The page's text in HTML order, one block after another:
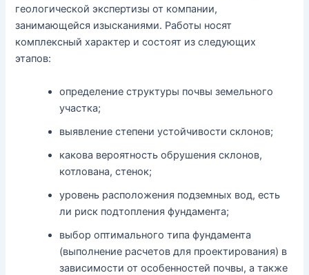
геологической экспертизы от компании,
занимающейся изысканиями. Работы носят
комплексный характер и состоят из следующих
этапов:
определение структуры почвы земельного
участка;
выявление степени устойчивости склонов;
какова вероятность обрушения склонов,
котлована, стенок;
уровень расположения подземных вод, есть
ли риск подтопления фундамента;
выбор оптимального типа фундамента
(выполнение расчетов для проектирования) в
зависимости от особенностей почвы, а также